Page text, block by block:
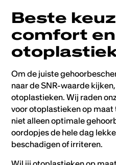
Beste
comfort
Om de juiste
naar de SNR-waarde
otoplastieken. Wij raden
voor otoplastieken op maat
niet alleen optimale
oordopjes de hele dag
beschadigen of irriteren.